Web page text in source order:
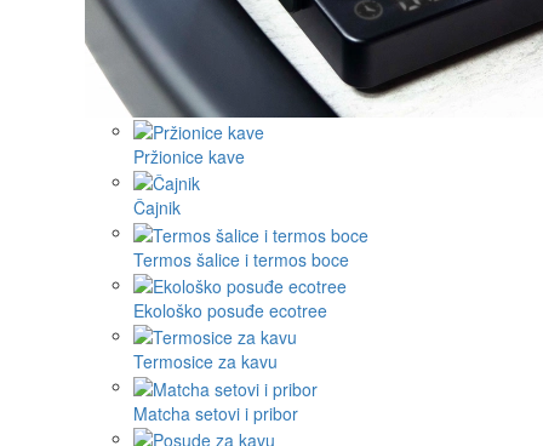
Pržionice kave
Čajnik
Termos šalice i termos boce
Ekološko posuđe ecotree
Termosice za kavu
Matcha setovi i pribor